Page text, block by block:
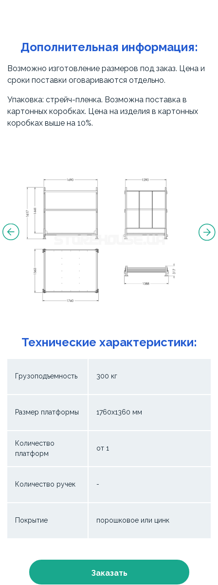
Дополнительная информация:
Возможно изготовление размеров под заказ. Цена и
сроки поставки оговариваются отдельно.
Упаковка: стрейч-пленка. Возможна поставка в
картонных коробках. Цена на изделия в картонных
коробках выше на 10%.
Технические характеристики:
Грузоподъемность 300 кг
Размер платформы 1760х1360 мм
Количество
платформ
от 1
Количество ручек -
Покрытие порошковое или цинк
Заказать